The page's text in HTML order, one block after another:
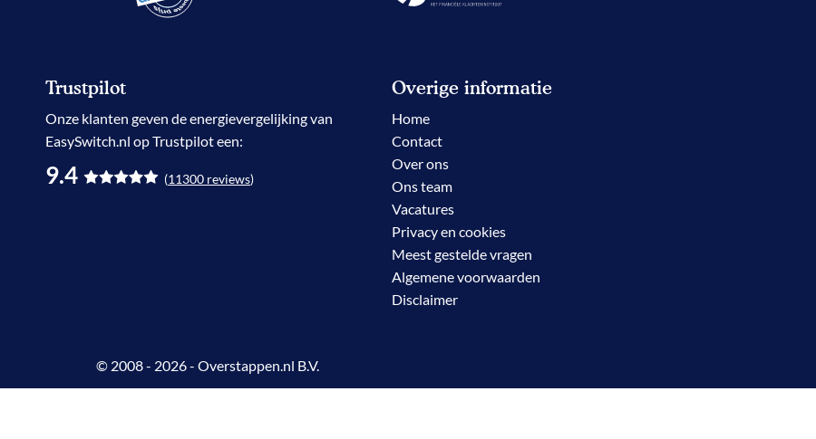
Trustpilot
Onze klanten geven deenergievergelijkingvan
EasySwitch.nl op Trustpilot een:
9.4 (11300 reviews)
Overige informatie
Home
Contact
Over ons
Ons team
Vacatures
Privacy en cookies
Meest gestelde vragen
Algemene voorwaarden
Disclaimer
© 2008 - 2026 - Overstappen.nl B.V.